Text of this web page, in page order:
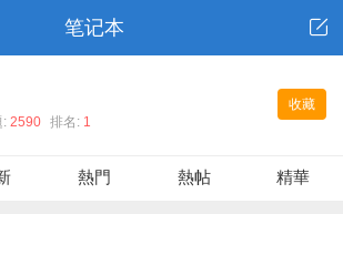
笔记本
收藏
: 2590 排名: 1
熱門 熱帖 精華